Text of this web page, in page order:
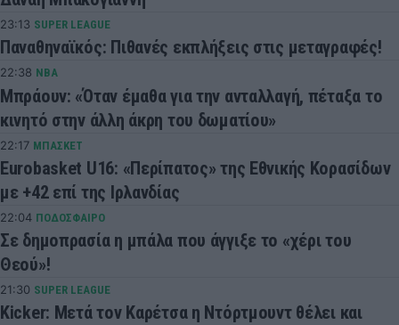
23:13 SUPER LEAGUE
Παναθηναϊκός: Πιθανές εκπλήξεις στις μεταγραφές!
22:38 NBA
Μπράουν: «Όταν έμαθα για την ανταλλαγή, πέταξα το
κινητό στην άλλη άκρη του δωματίου»
22:17 ΜΠΑΣΚΕΤ
Eurobasket U16: «Περίπατος» της Εθνικής Κορασίδων
με +42 επί της Ιρλανδίας
22:04 ΠΟΔΟΣΦΑΙΡΟ
Σε δημοπρασία η μπάλα που άγγιξε το «χέρι του
Θεού»!
21:30 SUPER LEAGUE
Kicker: Μετά τον Καρέτσα η Ντόρτμουντ θέλει και